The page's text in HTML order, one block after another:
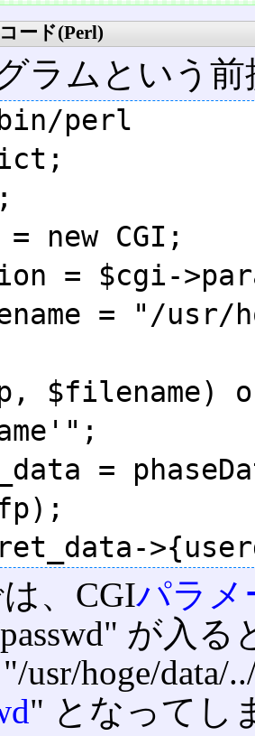
ード(Perl)
ラムという前
perl
new CGI;
= $cgi-
= "/usr/
$filename)
=
、CGIパラメ
が入
"/usr/hoge/data/
" となってし